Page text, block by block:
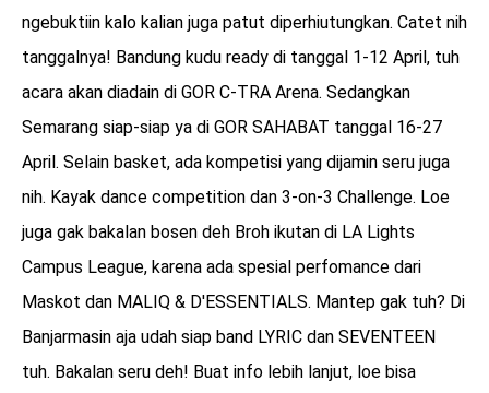
ngebuktiin kalo kalian juga patut diperhiutungkan. Catet nih
tanggalnya! Bandung kudu ready di tanggal 1-12 April, tuh
acara akan diadain di GOR C-TRA Arena. Sedangkan
Semarang siap-siap ya di GOR SAHABAT tanggal 16-27
April. Selain basket, ada kompetisi yang dijamin seru juga
nih. Kayak dance competition dan 3-on-3 Challenge. Loe
juga gak bakalan bosen deh Broh ikutan di LA Lights
Campus League, karena ada spesial perfomance dari
Maskot dan MALIQ & D'ESSENTIALS. Mantep gak tuh? Di
Banjarmasin aja udah siap band LYRIC dan SEVENTEEN
tuh. Bakalan seru deh! Buat info lebih lanjut, loe bisa